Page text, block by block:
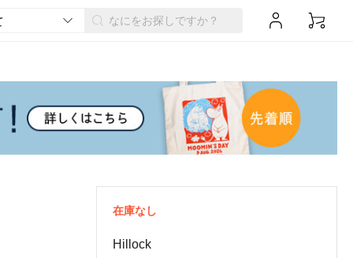
在庫なし
Hillock